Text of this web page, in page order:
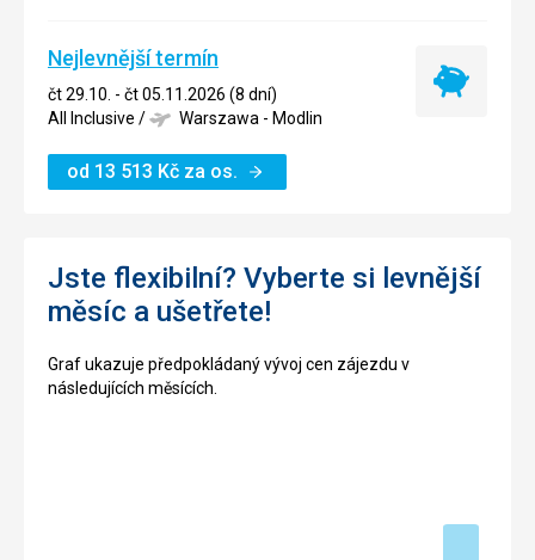
Nejlevnější termín
čt 29.10. - čt 05.11.2026 (8 dní)
All Inclusive / Warszawa - Modlin
od 13 513 Kč za os.
Nejlevnější
Jste flexibilní? Vyberte si levnější
měsíc a ušetřete!
Graf ukazuje předpokládaný vývoj cen zájezdu v
následujících měsících.